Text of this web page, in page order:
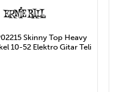
Skinny Top Heavy
10-52 Elektro Gitar Teli